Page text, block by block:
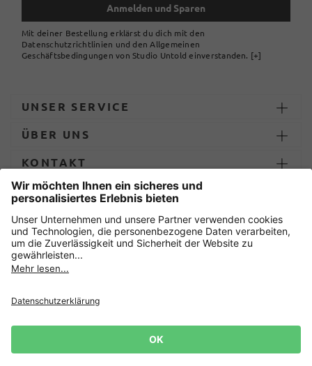
Anmelden und Sparen
Mit deiner Bestellung erklärst du dich mit den
Datenschutzrichtlinien und den Allgemeinen
Geschäftsbedingungen von Studio Untold einverstanden. [+]
UNSER SERVICE
ÜBER UNS
KONTAKT
ZAHLUNG UND LIEFERUNG
Sicher einkaufen mit
Impressum
Cookie-Einstellungen
Lieferbedingungen